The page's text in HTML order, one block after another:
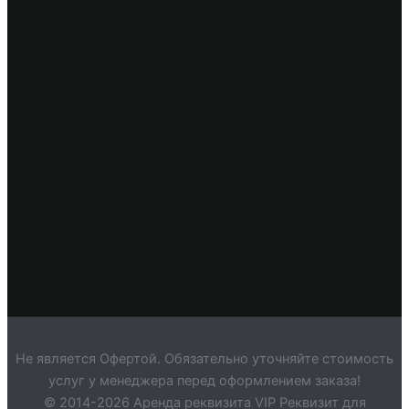
Не является Офертой. Обязательно уточняйте стоимость
услуг у менеджера перед оформлением заказа!
© 2014-2026 Аренда реквизита VIP Реквизит для